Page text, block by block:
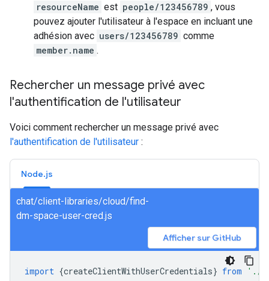
resourceName est people/123456789 , vous
pouvez ajouter l'utilisateur à l'espace en incluant une
adhésion avec users/123456789 comme
member.name .
Rechercher un message privé avec
l'authentification de l'utilisateur
Voici comment rechercher un message privé avec
l'authentification de l'utilisateur :
Node.js
chat/client-libraries/cloud/find-
dm-space-user-cred.js
Afficher sur GitHub
import {createClientWithUserCredentials} from './